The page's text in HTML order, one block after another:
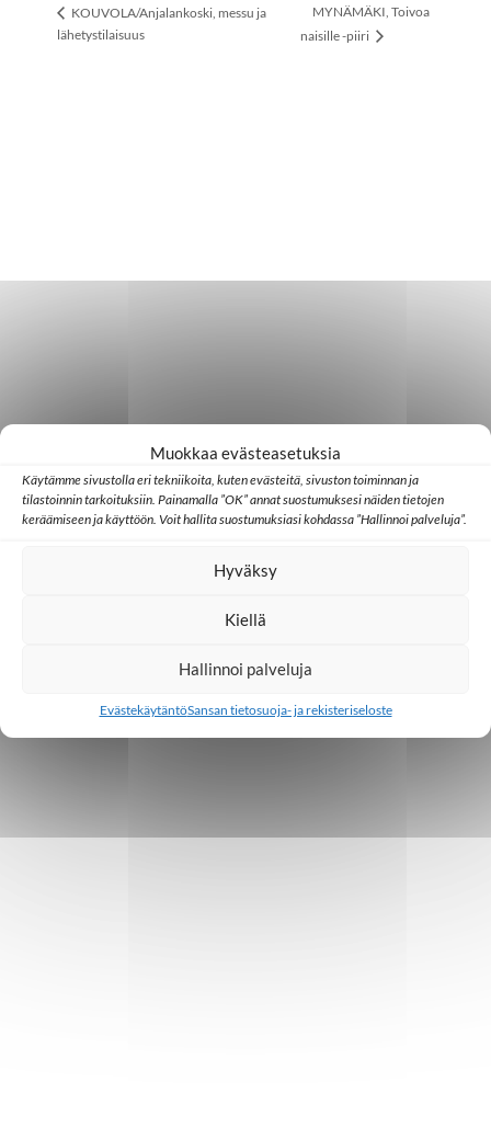
Muokkaa evästeasetuksia
Käytämme sivustolla eri tekniikoita, kuten evästeitä, sivuston toiminnan ja
tilastoinnin tarkoituksiin. Painamalla ”OK” annat suostumuksesi näiden tietojen
keräämiseen ja käyttöön. Voit hallita suostumuksiasi kohdassa ”Hallinnoi palveluja”.
Hyväksy
Kiellä
Hallinnoi palveluja
EvästekäytäntöSansan tietosuoja- ja rekisteriseloste
KOUVOLA/Anjalankoski, messu ja
lähetystilaisuus
MYNÄMÄKI, Toivoa
naisille -piiri